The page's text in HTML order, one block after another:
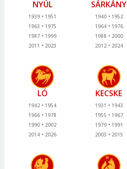
NYÚL
1939
1951
1963
1975
1987
1999
2011
2023
SÁRKÁNY
1940
1952
1964
1976
1988
2000
2012
2024
LÓ
1942
1954
1966
1978
1990
2002
2014
2026
KECSKE
1931
1943
1955
1967
1979
1991
2003
2015